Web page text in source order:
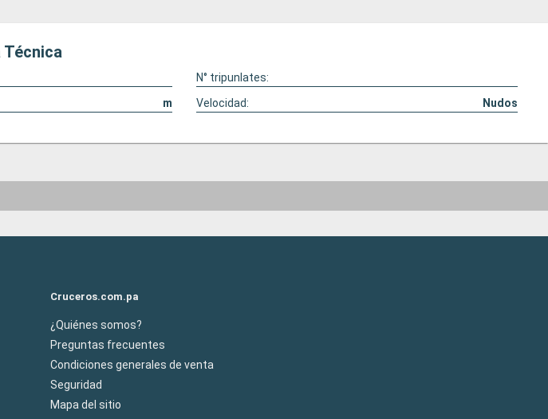
Técnica
N° tripunlates:
m Velocidad: Nudos
Cruceros.com.pa
¿Quiénes somos?
Preguntas frecuentes
Condiciones generales de venta
Seguridad
Mapa del sitio